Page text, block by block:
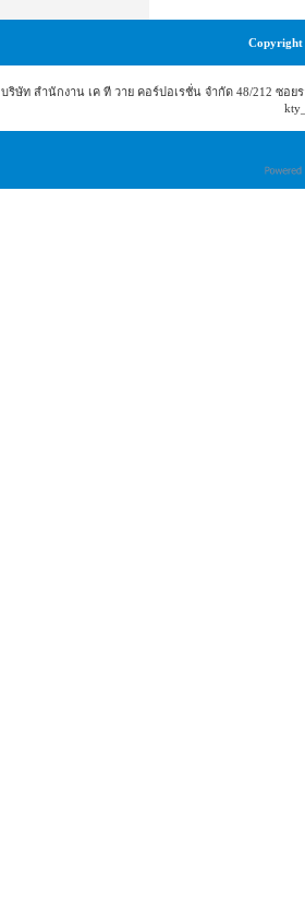
Copyright
บริษัท สำนักงาน เค ที วาย คอร์ปอเรชั่น จำกัด 48/212 ซอย